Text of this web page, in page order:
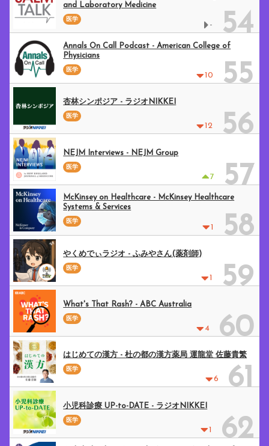
- 54
and Laboratory Medicine
医学
10 55
Annals On Call Podcast - American College of
Physicians
医学
12 56
杏林シンポジア - ラジオNIKKEI
医学
7 57
NEJM Interviews - NEJM Group
医学
1 58
McKinsey on Healthcare - McKinsey Healthcare
Systems & Services
医学
1 59
やくめでぃラジオ - ふみやさん(薬剤師)
医学
4 60
What's That Rash? - ABC Australia
医学
6 61
はじめての漢方 - 杜の都の漢方薬局 運龍堂 佐藤貴繁
医学
1 62
小児科診療 UP-to-DATE - ラジオNIKKEI
医学